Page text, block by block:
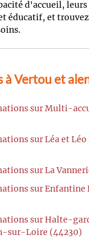
d'accueil,
éducatif, et
à Vertou et
sur Multi-
sur Léa et Léo
sur La
sur Enfantine
sur Halte-
sur-Loire (44230)